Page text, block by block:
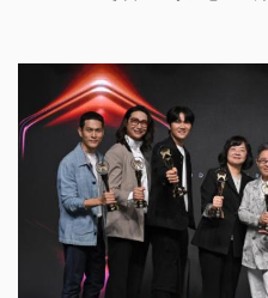
今晚最大贏家。